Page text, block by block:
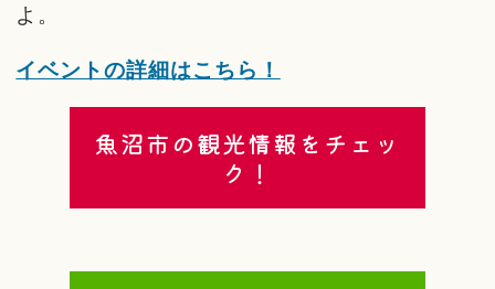
よ。
イベントの詳細はこちら！
魚沼市の観光情報をチェッ
ク！